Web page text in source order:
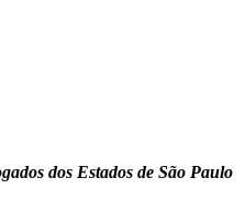
dos Estados de São Paulo